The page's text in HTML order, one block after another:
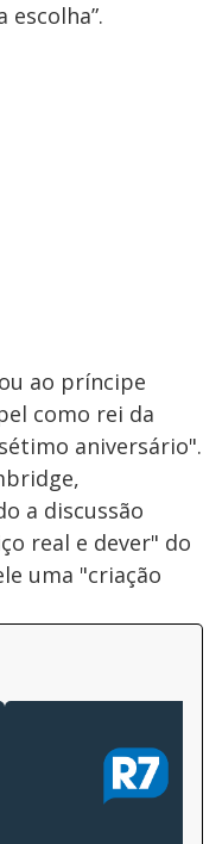
ao príncipe
como rei da
aniversário".
a discussão
real e dever" do
uma "criação